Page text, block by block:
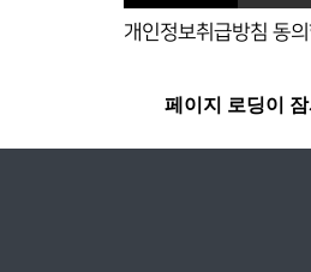
개인정보취급방침 동